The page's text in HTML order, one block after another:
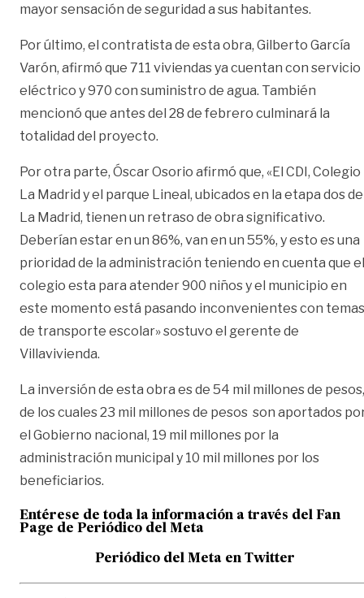
mayor sensación de seguridad a sus habitantes.
Por último, el contratista de esta obra, Gilberto García
Varón, afirmó que 711 viviendas ya cuentan con servicio
eléctrico y 970 con suministro de agua. También
mencionó que antes del 28 de febrero culminará la
totalidad del proyecto.
Por otra parte, Óscar Osorio afirmó que, «El CDI, Colegio
La Madrid y el parque Lineal, ubicados en la etapa dos de
La Madrid, tienen un retraso de obra significativo.
Deberían estar en un 86%, van en un 55%, y esto es una
prioridad de la administración teniendo en cuenta que el
colegio esta para atender 900 niños y el municipio en
este momento está pasando inconvenientes con temas
de transporte escolar» sostuvo el gerente de
Villavivienda.
La inversión de esta obra es de 54 mil millones de pesos,
de los cuales 23 mil millones de pesos son aportados
el Gobierno nacional, 19 mil millones por la
administración municipal y 10 mil millones por los
beneficiarios.
Entérese de toda la información a través del Fan
Page de Periódico del Meta
Periódico del Meta en Twitter